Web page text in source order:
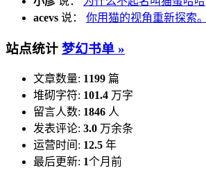
acevs 说： 你用猫的视角重新探索。
站点统计 梦幻书单 »
文章数量: 1199 篇
堆砌字符: 101.4 万字
留言人数: 1846 人
发表评论: 3.0 万余条
运营时间: 12.5 年
最后更新: 1个月前